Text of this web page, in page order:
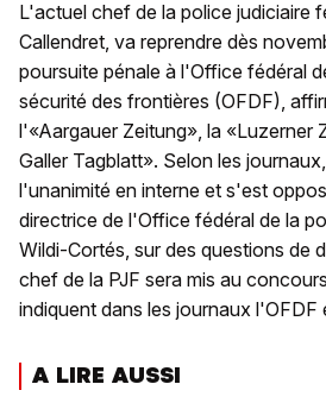
L'actuel chef de la police judiciaire
Callendret, va reprendre dès
poursuite pénale à l'Office fédéral
sécurité des frontières (OFDF),
l'«Aargauer Zeitung», la «Luzerner
Galler Tagblatt». Selon les
l'unanimité en interne et s'est
directrice de l'Office fédéral de la
Wildi-Cortés, sur des questions de
chef de la PJF sera mis au
indiquent dans les journaux l'OFDF
A LIRE AUSSI